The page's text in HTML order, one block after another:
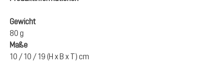
Gewicht
80 g
Maße
10 / 10 / 19 (H x B x T) cm